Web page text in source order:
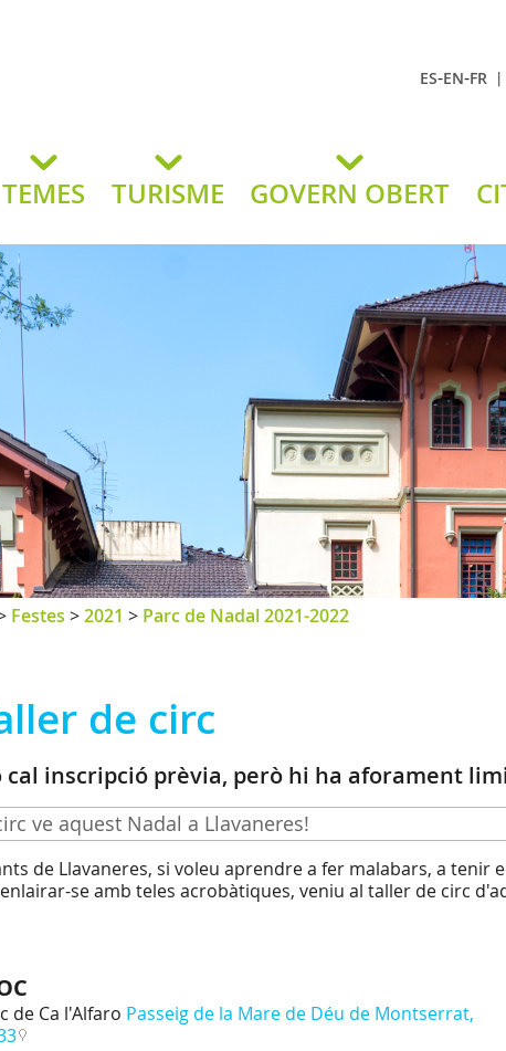
ES-EN-FR
TEMES TURISME GOVERN OBERT
Festes >2021 > Parc de Nadal 2021-2022
de circ
cal inscripció prèvia, però hi ha aforament
ve aquest Nadal a Llavaneres!
de Llavaneres, si voleu aprendre a fer malabars, a
se amb teles acrobàtiques, veniu al taller de circ
de Ca l'Alfaro Passeig de la Mare de Déu de Montserrat,